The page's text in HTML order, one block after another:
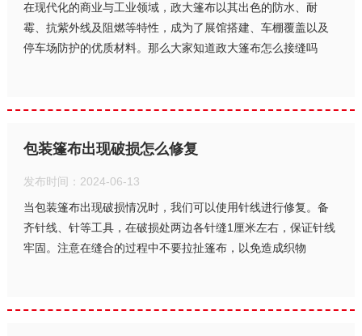
在现代化的商业与工业领域，政大篷布以其出色的防水、耐
霉、抗紫外线及阻燃等特性，成为了展馆搭建、车棚覆盖以及
停车场防护的优质材料。那么大家知道政大篷布怎么接缝吗
包装篷布出现破损怎么修复
发布时间：2024-06-13
当包装篷布出现破损情况时，我们可以使用针线进行修复。备
齐针线、针等工具，在破损处两边各针缝1厘米左右，保证针线
牢固。注意在缝合的过程中不要拉扯篷布，以免造成织物